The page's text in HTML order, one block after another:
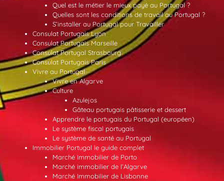
Quel est le métier le mieux payé au Portugal ?
Quelles sont les conditions de travail au Portugal ?
S’installer au Portugal pour Travailler
Consulat Portugais Lyon
Consulat Portugais Marseille
Consulat Portugal Strasbourg
Consulat Portugais Paris
Vivre au Portugal
Vivre en Algarve
Culture
Azulejos
Gâteau portugais pâtisserie et dessert
Apprendre le portugais du Portugal (européen)
Le système fiscal portugais
Le système de santé au Portugal
Immobilier Portugal le guide complet
Marché Immobilier de Porto
Marché immobilier de l’Algarve
Marché Immobilier de Lisbonne